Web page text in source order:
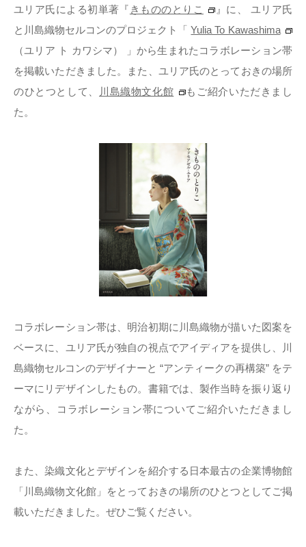
ユリア氏による初単著『 きもののとりこ
』に、 ユリア氏
と川島織物セルコンのプロジェクト「Yulia To Kawashima
（ユリア ト カワシマ） 」から生まれたコラボレーション帯
を掲載いただきました。また、ユリア氏のとっておきの場所
のひとつとして、
川島織物文化館
もご紹介いただきまし
た。
コラボレーション帯は、明治初期に川島織物が描いた図案を
ベースに、ユリア氏が独自の視点でアイディアを提供し、川
島織物セルコンのデザイナーと “アンティークの再構築” をテ
ーマにリデザインしたもの。書籍では、製作当時を振り返り
ながら、コラボレーション帯についてご紹介いただきまし
た。
また、染織文化とデザインを紹介する日本最古の企業博物館
「川島織物文化館」をとっておきの場所のひとつとしてご掲
載いただきました。ぜひご覧ください。